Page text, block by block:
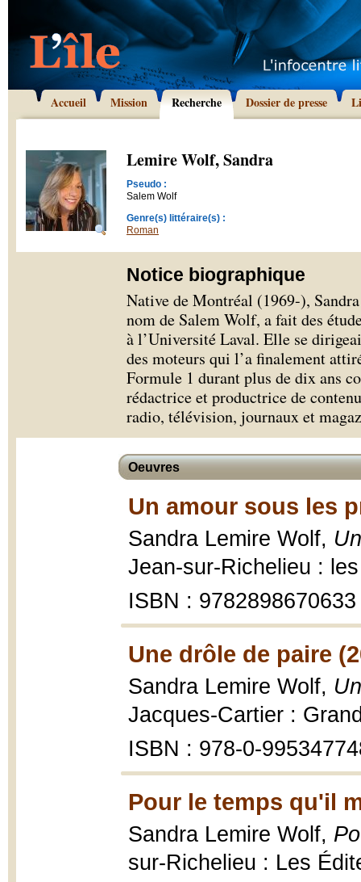
Accueil Mission Recherche Dossier de presse
Lemire Wolf, Sandra
Pseudo :
Salem Wolf
Genre(s) littéraire(s) :
Roman
Notice biographique
Native de Montréal (1969-),
nom de Salem Wolf, a fait des
à l’Université Laval. Elle se
des moteurs qui l’a finalement
Formule 1 durant plus de dix ans
rédactrice et productrice de
radio, télévision, journaux et
Oeuvres
Un amour sous les
Sandra Lemire Wolf,
Jean-sur-Richelieu :
ISBN : 9782898670633
Une drôle de paire
Sandra Lemire Wolf,
Jacques-Cartier :
ISBN : 978-0-
Pour le temps qu'il
Sandra Lemire Wolf,
sur-Richelieu : Les